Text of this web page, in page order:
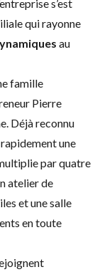
s’est
qui rayonne
au
famille
Pierre
Déjà reconnu
une
par quatre
atelier de
et une salle
en toute